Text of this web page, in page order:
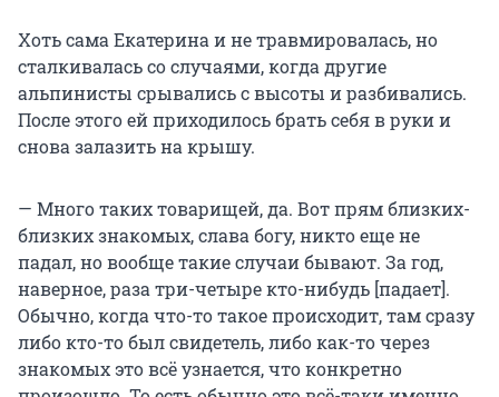
Хоть сама Екатерина и не травмировалась, но
сталкивалась со случаями, когда другие
альпинисты срывались с высоты и разбивались.
После этого ей приходилось брать себя в руки и
снова залазить на крышу.
— Много таких товарищей, да. Вот прям близких-
близких знакомых, слава богу, никто еще не
падал, но вообще такие случаи бывают. За год,
наверное, раза три-четыре кто-нибудь [падает].
Обычно, когда что-то такое происходит, там сразу
либо кто-то был свидетель, либо как-то через
знакомых это всё узнается, что конкретно